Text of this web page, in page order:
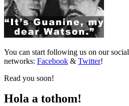
You can start following us on our social
networks: Facebook & Twitter!
Read you soon!
Hola a tothom!